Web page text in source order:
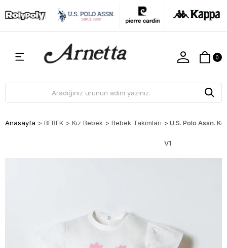
0
Anasayfa > BEBEK > Kız Bebek > Bebek Takımları > U.S. Polo Assn.
V1